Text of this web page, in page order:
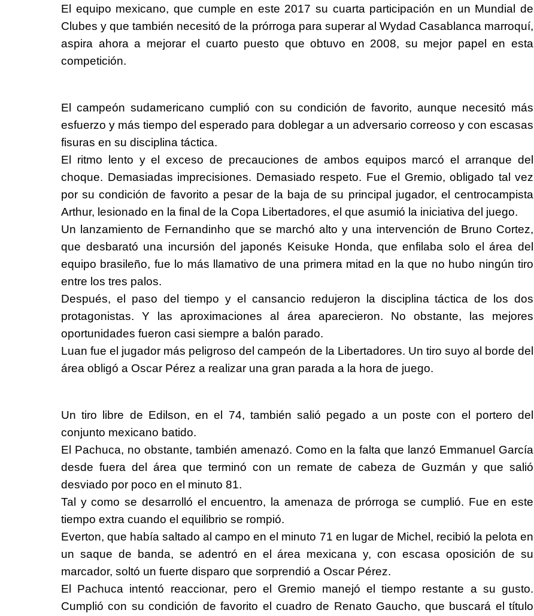
El equipo mexicano, que cumple en este 2017 su cuarta participación en un Mundial de
Clubes y que también necesitó de la prórroga para superar al Wydad Casablanca marroquí,
aspira ahora a mejorar el cuarto puesto que obtuvo en 2008, su mejor papel en esta
competición.
El campeón sudamericano cumplió con su condición de favorito, aunque necesitó más
esfuerzo y más tiempo del esperado para doblegar a un adversario correoso y con escasas
fisuras en su disciplina táctica.
El ritmo lento y el exceso de precauciones de ambos equipos marcó el arranque del
choque. Demasiadas imprecisiones. Demasiado respeto. Fue el Gremio, obligado tal vez
por su condición de favorito a pesar de la baja de su principal jugador, el centrocampista
Arthur, lesionado en la final de la Copa Libertadores, el que asumió la iniciativa del juego.
Un lanzamiento de Fernandinho que se marchó alto y una intervención de Bruno Cortez,
que desbarató una incursión del japonés Keisuke Honda, que enfilaba solo el área del
equipo brasileño, fue lo más llamativo de una primera mitad en la que no hubo ningún tiro
entre los tres palos.
Después, el paso del tiempo y el cansancio redujeron la disciplina táctica de los dos
protagonistas. Y las aproximaciones al área aparecieron. No obstante, las mejores
oportunidades fueron casi siempre a balón parado.
Luan fue el jugador más peligroso del campeón de la Libertadores. Un tiro suyo al borde del
área obligó a Oscar Pérez a realizar una gran parada a la hora de juego.
Un tiro libre de Edilson, en el 74, también salió pegado a un poste con el portero del
conjunto mexicano batido.
El Pachuca, no obstante, también amenazó. Como en la falta que lanzó Emmanuel García
desde fuera del área que terminó con un remate de cabeza de Guzmán y que salió
desviado por poco en el minuto 81.
Tal y como se desarrolló el encuentro, la amenaza de prórroga se cumplió. Fue en este
tiempo extra cuando el equilibrio se rompió.
Everton, que había saltado al campo en el minuto 71 en lugar de Michel, recibió la pelota en
un saque de banda, se adentró en el área mexicana y, con escasa oposición de su
marcador, soltó un fuerte disparo que sorprendió a Oscar Pérez.
El Pachuca intentó reaccionar, pero el Gremio manejó el tiempo restante a su gusto.
Cumplió con su condición de favorito el cuadro de Renato Gaucho, que buscará el título